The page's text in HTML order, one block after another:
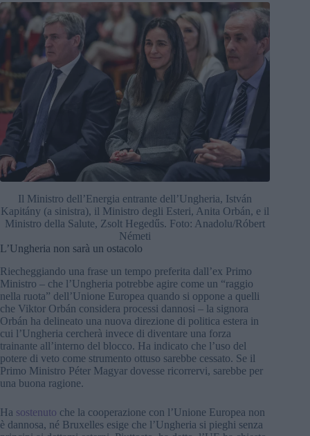
Il Ministro dell’Energia entrante dell’Ungheria, István
Kapitány (a sinistra), il Ministro degli Esteri, Anita Orbán, e il
Ministro della Salute, Zsolt Hegedűs. Foto: Anadolu/Róbert
Németi
L’Ungheria non sarà un ostacolo
Riecheggiando una frase un tempo preferita dall’ex Primo
Ministro – che l’Ungheria potrebbe agire come un “raggio
nella ruota” dell’Unione Europea quando si oppone a quelli
che Viktor Orbán considera processi dannosi – la signora
Orbán ha delineato una nuova direzione di politica estera in
cui l’Ungheria cercherà invece di diventare una forza
trainante all’interno del blocco. Ha indicato che l’uso del
potere di veto come strumento ottuso sarebbe cessato. Se il
Primo Ministro Péter Magyar dovesse ricorrervi, sarebbe per
una buona ragione.
Ha sostenuto che la cooperazione con l’Unione Europea non
è dannosa, né Bruxelles esige che l’Ungheria si pieghi senza